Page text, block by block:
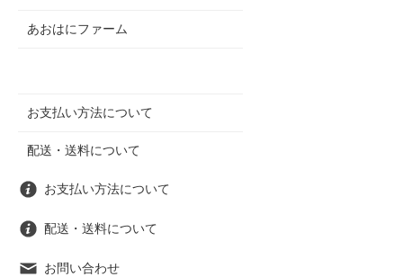
あおはにファーム
お支払い方法について
配送・送料について
お支払い方法について
配送・送料について
お問い合わせ